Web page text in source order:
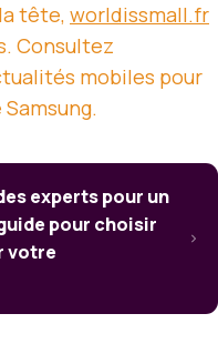
tête, worldissmall.fr
Consultez
mobiles pour
experts pour un
pour choisir
votre